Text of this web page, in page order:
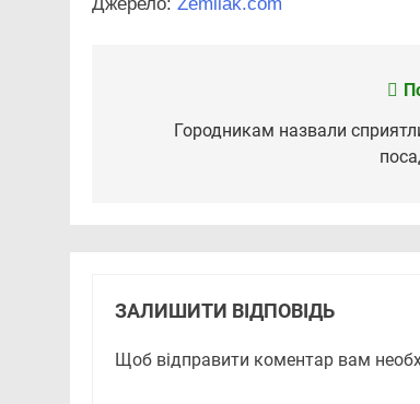
записівГородникам назвали
ЗАЛИШИТИ ВІДПОВІДЬ
Щоб відправити коментар вам